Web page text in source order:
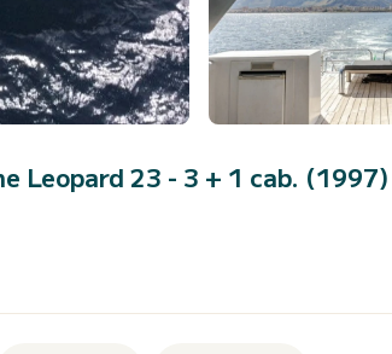
Leopard 23 - 3 + 1 cab. (1997)